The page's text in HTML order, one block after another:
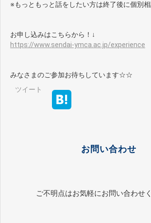
※もっともっと話をしたい方は終了後に個別相
お申し込みはこちらから！↓
https://www.sendai-ymca.ac.jp/experience
みなさまのご参加お待ちしています☆☆
ツイート
お問い合わせ
ご不明点はお気軽にお問い合わせ